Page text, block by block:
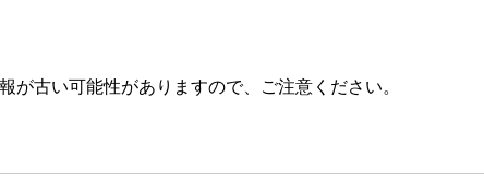
古い可能性がありますので、ご注意ください。